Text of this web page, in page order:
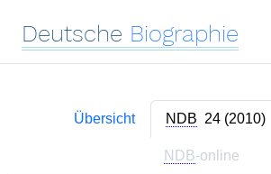
Deutsche Biographie
Übersicht NDB 24 (2010)
NDB-online